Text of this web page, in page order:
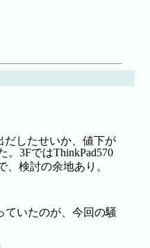
だしたせいか、値下が
3FではThinkPad570
検討の余地あり。
ていたのが、今回の騒